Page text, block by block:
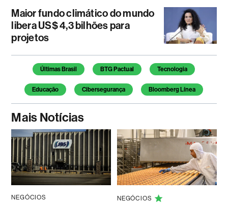
Maior fundo climático do mundo
libera US$ 4,3 bilhões para
projetos
Temas deste artigo
Últimas Brasil BTG Pactual Tecnologia
Educação Cibersegurança Bloomberg Línea
Mais Notícias
NEGÓCIOS NEGÓCIOS